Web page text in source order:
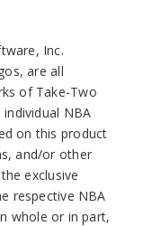
Inc.
are all
of Take-Two
NBA
on this product
and/or other
exclusive
respective NBA
whole or in part,